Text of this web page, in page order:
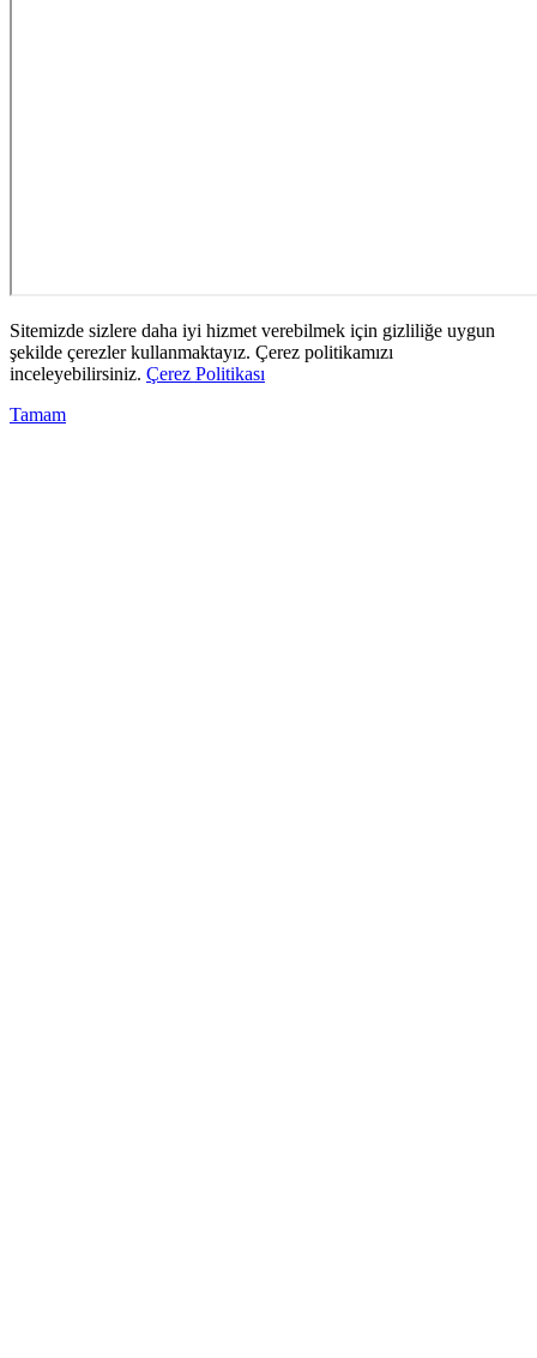
Sitemizde sizlere daha iyi hizmet verebilmek için gizliliğe uygun
şekilde çerezler kullanmaktayız. Çerez politikamızı
inceleyebilirsiniz. Çerez Politikası
Tamam